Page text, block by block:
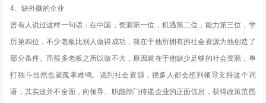
4、缺外脑的企业
曾有人说过这样一句话：在中国，资源第一位，机遇第二位，能力第三位，学
历第四位，不少老板比别人做得成功，就在于他所拥有的社会资源为他创造了
部分条件。而很多老板之所以做不大，原因就在于他缺少足够的社会资源，单
打独斗当然也就孤掌难鸣。说到社会资源，很多人都会想到领导支持这个词
语，其实这并不全面，向领导、职能部门传递企业的正面信息，获得政策范围